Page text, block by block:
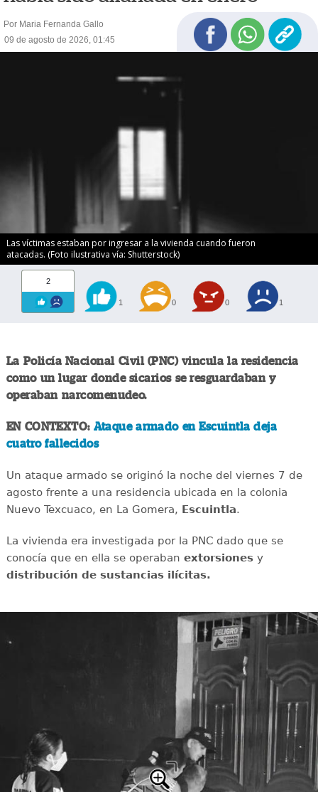
Por Maria Fernanda Gallo
09 de agosto de 2026, 01:45
Las víctimas estaban por ingresar a la vivienda cuando fueron
atacadas. (Foto ilustrativa vía: Shutterstock)
2
1 0 0 1
La Policía Nacional Civil (PNC) vincula la residencia
como un lugar donde sicarios se resguardaban y
operaban narcomenudeo.
EN CONTEXTO: Ataque armado en Escuintla deja
cuatro fallecidos
Un ataque armado se originó la noche del viernes 7 de
agosto frente a una residencia ubicada en la colonia
Nuevo Texcuaco, en La Gomera, Escuintla.
La vivienda era investigada por la PNC dado que se
conocía que en ella se operaban extorsionesy
distribución de sustancias ilícitas.